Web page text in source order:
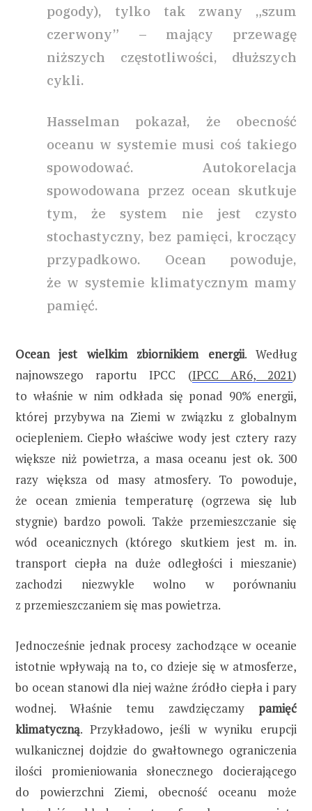
pogody), tylko tak zwany „szum
czerwony” – mający przewagę
niższych częstotliwości, dłuższych
cykli.
Hasselman pokazał, że obecność
oceanu w systemie musi coś takiego
spowodować. Autokorelacja
spowodowana przez ocean skutkuje
tym, że system nie jest czysto
stochastyczny, bez pamięci, kroczący
przypadkowo. Ocean powoduje,
że w systemie klimatycznym mamy
pamięć.
Ocean jest wielkim zbiornikiem energii. Według
najnowszego raportu IPCC (IPCC AR6, 2021)
to właśnie w nim odkłada się ponad 90% energii,
której przybywa na Ziemi w związku z globalnym
ociepleniem. Ciepło właściwe wody jest cztery razy
większe niż powietrza, a masa oceanu jest ok. 300
razy większa od masy atmosfery. To powoduje,
że ocean zmienia temperaturę (ogrzewa się lub
stygnie) bardzo powoli. Także przemieszczanie się
wód oceanicznych (którego skutkiem jest m. in.
transport ciepła na duże odległości i mieszanie)
zachodzi niezwykle wolno w porównaniu
z przemieszczaniem się mas powietrza.
Jednocześnie jednak procesy zachodzące w oceanie
istotnie wpływają na to, co dzieje się w atmosferze,
bo ocean stanowi dla niej ważne źródło ciepła i pary
wodnej. Właśnie temu zawdzięczamy pamięć
klimatyczną. Przykładowo, jeśli w wyniku erupcji
wulkanicznej dojdzie do gwałtownego ograniczenia
ilości promieniowania słonecznego docierającego
do powierzchni Ziemi, obecność oceanu może